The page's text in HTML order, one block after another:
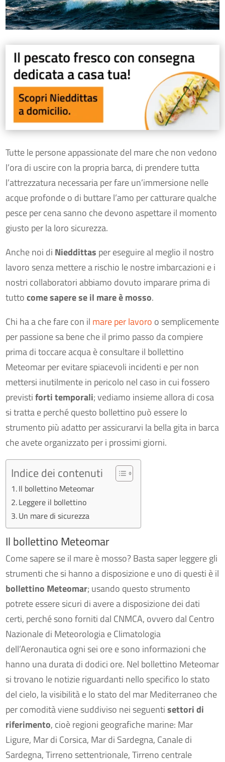
Tutte le persone appassionate del mare che non vedono
l’ora di uscire con la propria barca, di prendere tutta
l’attrezzatura necessaria per fare un’immersione nelle
acque profonde o di buttare l’amo per catturare qualche
pesce per cena sanno che devono aspettare il momento
giusto per la loro sicurezza.
Anche noi di Nieddittas per eseguire al meglio il nostro
lavoro senza mettere a rischio le nostre imbarcazioni e i
nostri collaboratori abbiamo dovuto imparare prima di
tuttocome sapere se il mare è mosso.
Chi ha a che fare con il mare per lavoro o semplicemente
per passione sa bene che il primo passo da compiere
prima di toccare acqua è consultare il bollettino
Meteomar per evitare spiacevoli incidenti e per non
mettersi inutilmente in pericolo nel caso in cui fossero
previstiforti temporali; vediamo insieme allora di cosa
si tratta e perché questo bollettino può essere lo
strumento più adatto per assicurarvi la bella gita in barca
che avete organizzato per i prossimi giorni.
Indice dei contenuti
Il bollettino Meteomar
Leggere il bollettino
Un mare di sicurezza
Il bollettino Meteomar
Come sapere se il mare è mosso? Basta saper leggere gli
strumenti che si hanno a disposizione e uno di questi è il
bollettino Meteomar; usando questo strumento
potrete essere sicuri di avere a disposizione dei dati
certi, perché sono forniti dal CNMCA, ovvero dal Centro
Nazionale di Meteorologia e Climatologia
dell’Aeronautica ogni sei ore e sono informazioni che
hanno una durata di dodici ore. Nel bollettino Meteomar
si trovano le notizie riguardanti nello specifico lo stato
del cielo, la visibilità e lo stato del mar Mediterraneo che
per comodità viene suddiviso nei seguentisettori di
riferimento, cioè regioni geografiche marine: Mar
Ligure, Mar di Corsica, Mar di Sardegna, Canale di
Sardegna, Tirreno settentrionale, Tirreno centrale